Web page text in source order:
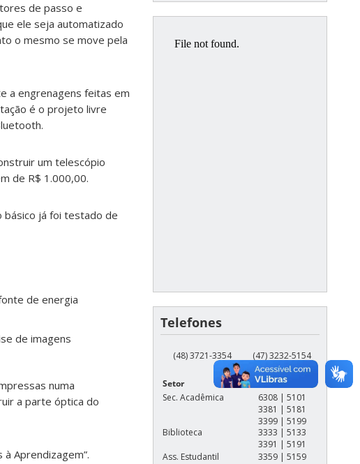
de passo e
ele seja automatizado
o mesmo se move pela
a engrenagens feitas em
é o projeto livre
um telescópio
de R$ 1.000,00.
básico já foi testado de
de energia
de imagens
numa
a parte óptica do
Aprendizagem”.
Telefones
(48) 3721-3354 (47) 3232-5154
Setor
Ramal
Sec. Acadêmica
6308 | 5101
3381 | 5181
3399 | 5199
Biblioteca
3333 | 5133
3391 | 5191
Ass. Estudantil
3359 | 5159